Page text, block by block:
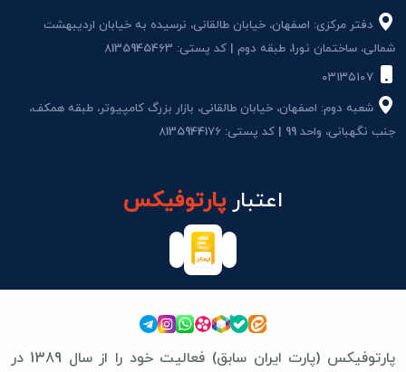
دفتر مرکزی: اصفهان، خیابان طالقانی، نرسیده به خیابان اردیبهشت
شمالی، ساختمان نور1، طبقه دوم | کد پستی: 8135945463
شعبه دوم: اصفهان، خیابان طالقانی، بازار بزرگ کامپیوتر، طبقه همکف،
جنب نگهبانی، واحد 99 | کد پستی: 8135944176
اعتبارپارتوفیکس
پارتوفیکس (پارت ایران سابق) فعالیت خود را از سال 1389 در